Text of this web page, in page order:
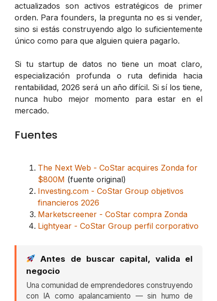
actualizados son activos estratégicos de primer
orden. Para founders, la pregunta no es si vender,
sino si estás construyendo algo lo suficientemente
único como para que alguien quiera pagarlo.
Si tu startup de datos no tiene un moat claro,
especialización profunda o ruta definida hacia
rentabilidad, 2026 será un año difícil. Si sí los tiene,
nunca hubo mejor momento para estar en el
mercado.
Fuentes
The Next Web - CoStar acquires Zonda for
$800M (fuente original)
Investing.com - CoStar Group objetivos
financieros 2026
Marketscreener - CoStar compra Zonda
Lightyear - CoStar Group perfil corporativo
Antes de buscar capital, valida el
negocio
Una comunidad de emprendedores construyendo
con IA como apalancamiento — sin humo de